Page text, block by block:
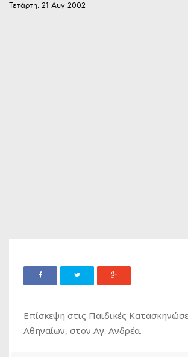
Τετάρτη, 21 Αυγ 2002
Επίσκεψη στις Παιδικές
Αθηναίων, στον Αγ. Ανδρέα.